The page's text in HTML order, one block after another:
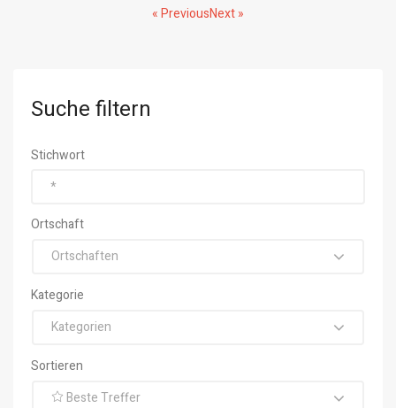
« PreviousNext »
Suche filtern
Stichwort
Ortschaft
Ortschaften
Kategorie
Kategorien
Sortieren
Beste Treffer